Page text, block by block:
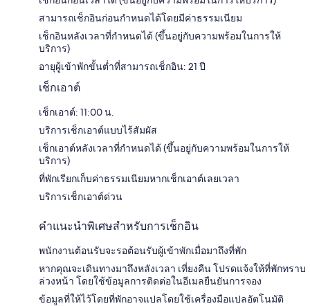
สามารถเช็กอินก่อนกำหนดได้โดยมีค่าธรรมเนียม
เช็กอินหลังเวลาที่กำหนดได้ (ขึ้นอยู่กับความพร้อมในการให้
บริการ)
อายุผู้เข้าพักขั้นต่ำที่สามารถเช็กอิน: 21 ปี
เช็กเอาต์
เช็กเอาต์: 11:00 น.
บริการเช็กเอาต์แบบไร้สัมผัส
เช็กเอาต์หลังเวลาที่กำหนดได้ (ขึ้นอยู่กับความพร้อมในการให้
บริการ)
ที่พักเรียกเก็บค่าธรรมเนียมหากเช็กเอาต์เลยเวลา
บริการเช็กเอาต์ด่วน
คำแนะนำพิเศษสำหรับการเช็กอิน
พนักงานต้อนรับจะรอต้อนรับผู้เข้าพักเมื่อมาถึงที่พัก
หากคุณจะเดินทางมาถึงหลังเวลา เที่ยงคืน โปรดแจ้งให้ที่พักทราบ
ล่วงหน้า โดยใช้ข้อมูลการติดต่อในอีเมลยืนยันการจอง
ข้อมูลที่ให้ไว้โดยที่พักอาจแปลโดยใช้เครื่องมือแปลอัตโนมัติ